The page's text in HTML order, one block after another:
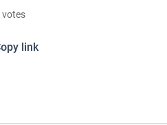
votes
link